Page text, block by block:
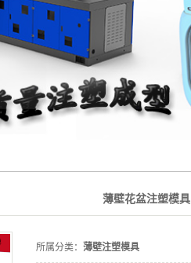
薄壁花盆注塑模具
所属分类： 薄壁注塑模具